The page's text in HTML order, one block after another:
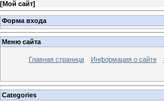
[Мой сайт]
Форма входа
Меню сайта
Главная страница Информация о сайте
Categories